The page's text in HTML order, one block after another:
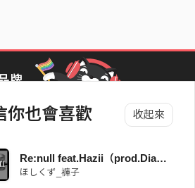
你也會喜歡 收起來
Re:null feat.Hazii（prod.Dianasty）
ほしくず_褲子
牌
Awards 街聲音樂獎
吹音樂
派歌
簡單生活節